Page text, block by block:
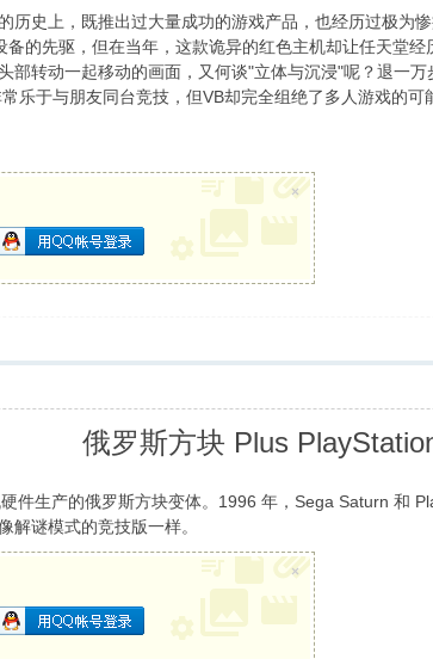
历史上，既推出过大量成功的游戏产品，也经历过极为
的先驱，但在当年，这款诡异的红色主机却让任天堂
部转动一起移动的画面，又何谈"立体与沉浸"呢？退一
乐于与朋友同台竞技，但VB却完全组绝了多人游戏的
×
俄罗斯方块 Plus
件生产的俄罗斯方块变体。1996 年，Sega Saturn 和
解谜模式的竞技版一样。
×